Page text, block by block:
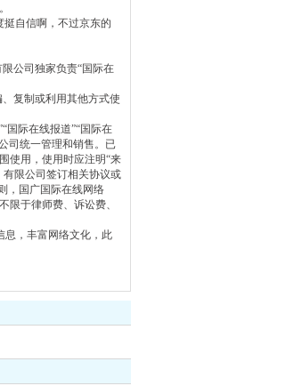
了。
自信啊，不过京东的
公司独家负责“国际在
复制或利用其他方式使
国际在线报道”“国际在
司统一管理和销售。已
使用，使用时应注明“来
限公司签订相关协议或
，国广国际在线网络
限于律师费、诉讼费、
息，丰富网络文化，此